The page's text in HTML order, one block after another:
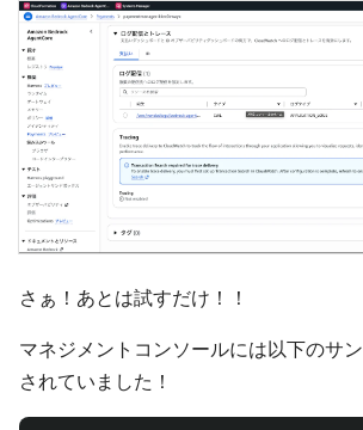
さぁ！あとは試すだけ！！
マネジメントコンソールには以下のサ
されていました！